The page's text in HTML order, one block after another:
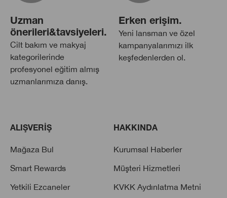
Uzman
önerileri&tavsiyeleri.
Cilt bakım ve makyaj
kategorilerinde
profesyonel eğitim almış
uzmanlarımıza danış.
Erken erişim.
Yeni lansman ve özel
kampanyalarımızı ilk
keşfedenlerden ol.
ALIŞVERİŞ
Mağaza Bul
Smart Rewards
Yetkili Ezcaneler
HAKKINDA
Kurumsal Haberler
Müşteri Hizmetleri
KVKK Aydınlatma Metni